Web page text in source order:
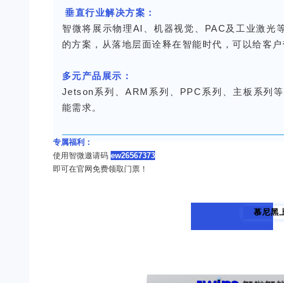
垂直行业解决方案：
智微将展示物理AI、机器视觉、PAC及工业激光
的方案，从落地层面诠释在智能时代，可以给客户
多元产品展示：
Jetson系列、ARM系列、PPC系列、主板系列
能需求。
专属福利：
使用智微邀请码 ew26567373
即可在官网免费领取门票！
慕尼黑